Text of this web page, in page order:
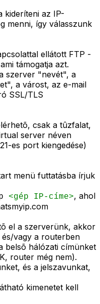
kideríteni az IP-
menni, így válasszunk
ellátott FTP -
támogatja azt.
szerver "nevét", a
a várost, az e-mail
SSL/TLS
csak a tûzfalat,
server néven
es port kiengedése)
menü futtatásba írjuk
<gép IP-címe>, ahol
el a szerverünk, akkor
vagy a routerben
belsõ hálózati címünket
router még nem).
és a jelszavunkat,
kimenetet kell